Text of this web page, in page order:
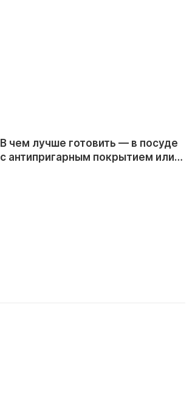
В чем лучше готовить — в посуде
с антипригарным покрытием или